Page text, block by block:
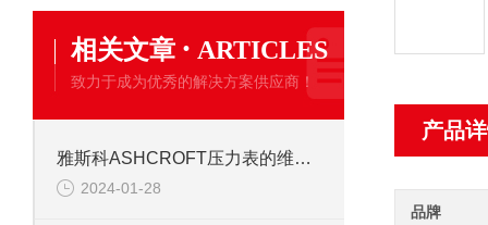
产品
品牌
相关文章 · ARTICLES
致力于成为优秀的解决方案供应商！
雅斯科ASHCROFT压力表的维护与校准
2024-01-28